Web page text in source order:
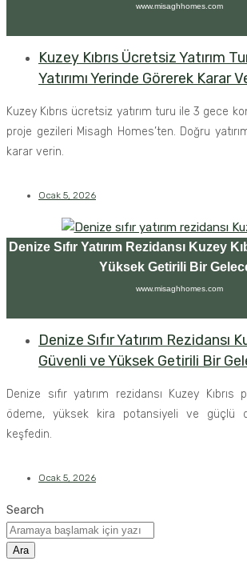
www.misaghhomes.com
Kuzey Kıbrıs Ücretsiz Yatırım
Yatırımı Yerinde Görerek Karar
Kuzey Kıbrıs ücretsiz yatırım turu ile 3 gece
proje gezileri Misagh Homes’ten. Doğru
karar verin.
Ocak 5, 2026
Denize Sıfır Yatırım Rezidansı Kuzey
Yüksek Getirili Bir
www.misaghhomes.com
Denize Sıfır Yatırım Rezidansı
Güvenli ve Yüksek Getirili Bir
Denize sıfır yatırım rezidansı Kuzey Kıbrıs
ödeme, yüksek kira potansiyeli ve güçlü
keşfedin.
Ocak 5, 2026
Search
Ara